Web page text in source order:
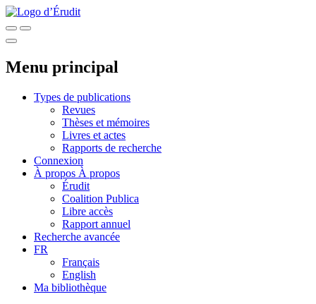
Menu principal
Types de publications
Revues
Thèses et mémoires
Livres et actes
Rapports de recherche
Connexion
À propos À propos
Érudit
Coalition Publica
Libre accès
Rapport annuel
Recherche avancée
FR
Français
English
Ma bibliothèque